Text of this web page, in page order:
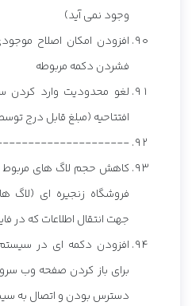
وجود نمی آید)
افزودن امکان اصلاح
فشردن دکمه مربوطه
لغو محدودیت وارد کردن
افتتاحیه (مبلغ قابل درج
کاهش حجم لاگ های مربوط
فروشگاه زنجیره ای
جهت انتقال اطلاعات که در
افزودن دکمه ای در
برای باز کردن صفحه وب
دسترس بودن و اتصال به